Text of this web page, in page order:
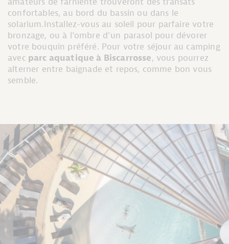
confortables, au bord du bassin ou dans le
solarium.Installez-vous au soleil pour parfaire votre
bronzage, ou à l’ombre d’un parasol pour dévorer
votre bouquin préféré. Pour votre séjour au camping
avec parc aquatique à Biscarrosse, vous pourrez
alterner entre baignade et repos, comme bon vous
semble.